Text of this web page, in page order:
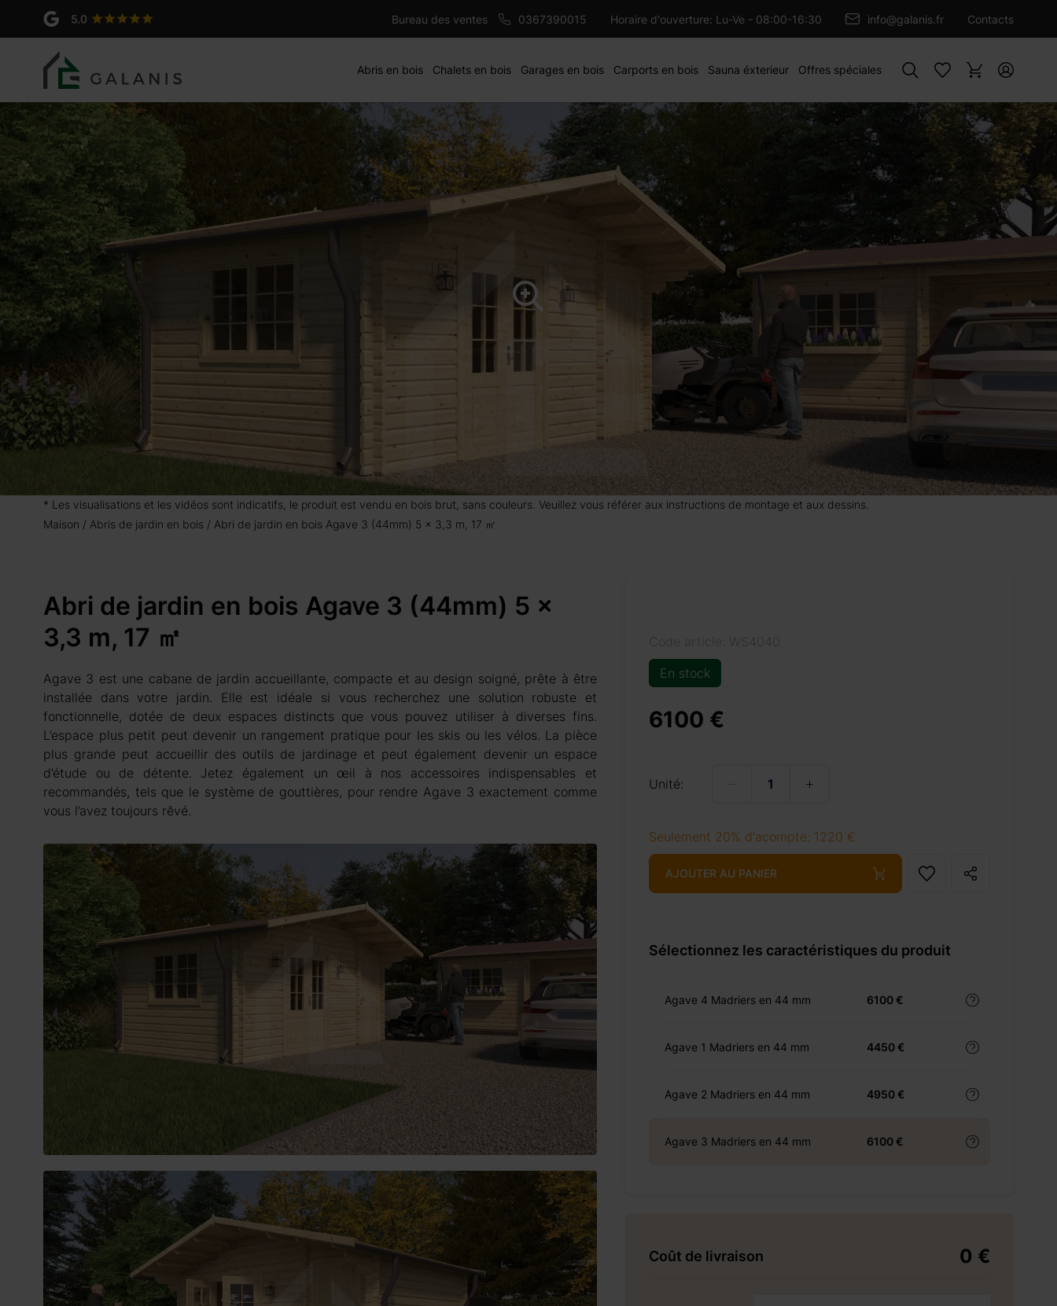
Bureau des ventes 0367390015 Horaire d'ouverture: Lu-Ve - 08:00-16:30 info@galanis.fr
Contacts
Rechercher
Abris en bois Chalets en bois Garages en bois Carports en bois Sauna éxterieur Offres spéciales
* Les visualisations et les vidéos sont indicatifs, le produit est vendu en bois brut, sans couleurs. Veuillez vous référer aux instructions de montage et aux dessins.
Maison
Abris de jardin en bois Abri de jardin en bois Agave 3 (44mm) 5 x 3,3 m, 17 ㎡
Abri de jardin en bois Agave 3 (44mm) 5 x
3,3 m, 17 ㎡
Agave 3 est une cabane de jardin accueillante, compacte et au design soigné, prête à être
installée dans votre jardin. Elle est idéale si vous recherchez une solution robuste et
fonctionnelle, dotée de deux espaces distincts que vous pouvez utiliser à diverses fins.
L’espace plus petit peut devenir un rangement pratique pour les skis ou les vélos. La pièce
plus grande peut accueillir des outils de jardinage et peut également devenir un espace
d’étude ou de détente. Jetez également un œil à nos accessoires indispensables et
recommandés, tels que le système de gouttières, pour rendre Agave 3 exactement comme
vous l’avez toujours rêvé.
En stock
6100 €
Unité:
Seulement 20% d'acompte: 1220 €
AJOUTER AU PANIER
Sélectionnez les caractéristiques du produit
Agave 4 Madriers en 44 mm 6100 €
Agave 1 Madriers en 44 mm 4450 €
Agave 2 Madriers en 44 mm 4950 €
Agave 3 Madriers en 44 mm 6100 €
Coût de livraison 0 €